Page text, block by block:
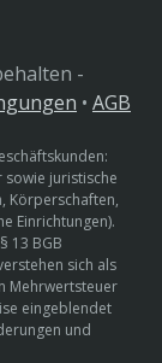
-
• AGB
sowie juristische
Körperschaften,
Einrichtungen).
13 BGB
sich als
Mehrwertsteuer
eingeblendet
und